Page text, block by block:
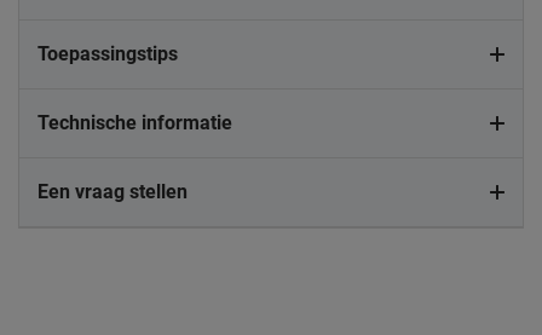
Toepassingstips
Technische informatie
Een vraag stellen